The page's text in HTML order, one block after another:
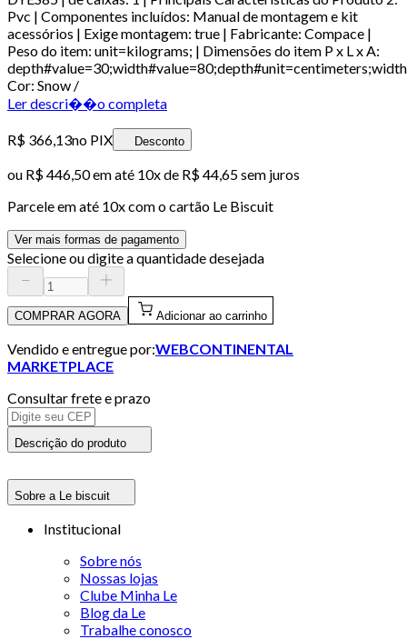
Pvc | Componentes incluídos: Manual de montagem e kit
acessórios | Exige montagem: true | Fabricante: Compace |
Peso do item: unit=kilograms; | Dimensões do item P x L x A:
Cor: Snow /
Ler descri��o completa
R$ 366,13no PIX Desconto
ou R$ 446,50em até 10x de R$ 44,65 sem juros
Parcele em até 10x com o cartão Le Biscuit
Ver mais formas de pagamento
Selecione ou digite a quantidade desejada
COMPRAR AGORA Adicionar ao carrinho
Vendido e entregue por:WEBCONTINENTAL
MARKETPLACE
Consultar frete e prazo
Descrição do produto
Sobre a Le biscuit
Institucional
Sobre nós
Nossas lojas
Clube Minha Le
Blog da Le
Trabalhe conosco